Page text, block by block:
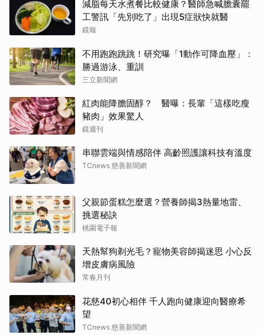
減脂每天水煮餐比較健康？醫師急喊膽囊罷
工警訊「先別吃了」出現5症狀快就醫
鏡報
不用跑跑跳跳！研究曝「1動作可降血壓」：
勝過游泳、重訓
三立新聞網
紅肉能降膽固醇？ 醫曝：長輩「這樣吃瘦
豬肉」效果驚人
鏡週刊
串聯雲端與情感陪伴 高齡照護讓科技有溫度
TCnews 慈善新聞網
父親節蛋糕怎麼選？營養師揭3熱量地雷、
挑選秘訣
桃園電子報
天熱幫狗剃光毛？寵物美容師揭迷思 小心反
增皮膚病風險
常春月刊
花慈40初心相伴 千人跑向健康迎向醫療希
望
TCnews 慈善新聞網